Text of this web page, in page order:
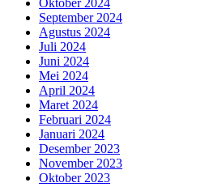
September 2024
Agustus 2024
Juli 2024
Juni 2024
Mei 2024
April 2024
Maret 2024
Februari 2024
Januari 2024
Desember 2023
November 2023
Oktober 2023